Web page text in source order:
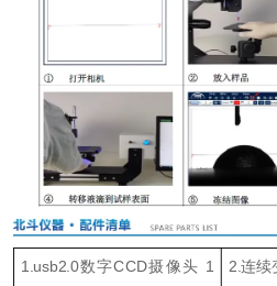
1.usb2.0数字CCD摄像头 1 2.连续